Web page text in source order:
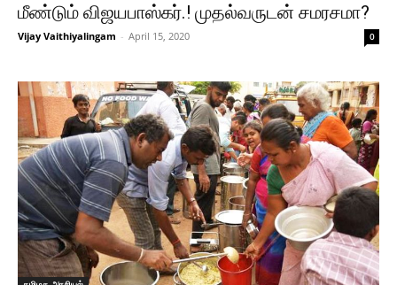
மீண்டும் விஜயபாஸ்கர்.! முதல்வருடன் சமரசமா?
Vijay Vaithiyalingam - April 15, 2020 0